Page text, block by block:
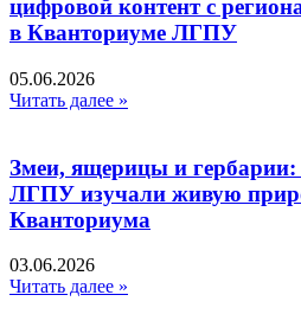
цифровой контент с
в Кванториуме ЛГПУ​
05.06.2026
Читать далее »
Змеи, ящерицы и гербарии:
ЛГПУ изучали живую
Кванториума
03.06.2026
Читать далее »